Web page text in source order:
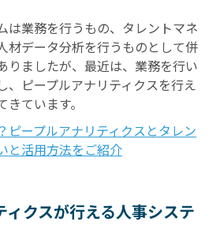
は業務を行うもの、タレントマネ
材データ分析を行うものとして併
りましたが、最近は、業務を行い
、ピープルアナリティクスを行え
ています。
ピープルアナリティクスとタレン
と活用方法をご紹介
ィクスが行える人事システ